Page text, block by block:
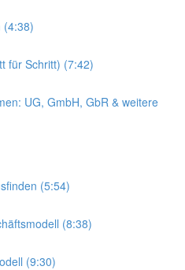
(4:38)
für Schritt) (7:42)
UG, GmbH, GbR & weitere
(5:54)
(8:38)
(9:30)